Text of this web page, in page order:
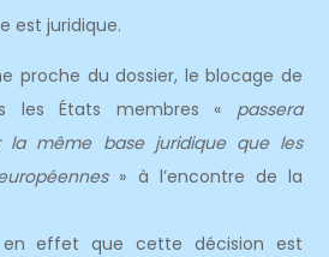
est juridique.
proche du dossier, le blocage de
les États membres « passera
la même base juridique que les
» à l’encontre de la
en effet que cette décision est